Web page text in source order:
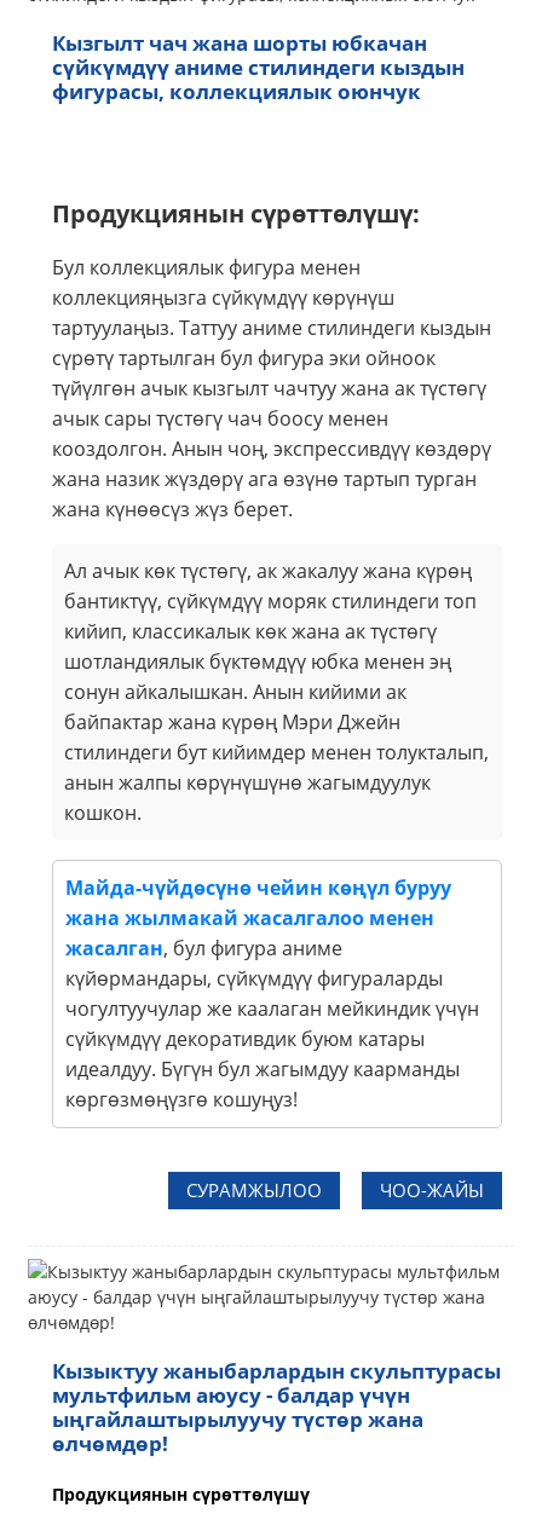
Кызгылт чач жана шорты юбкачан
сүйкүмдүү аниме стилиндеги кыздын
фигурасы, коллекциялык оюнчук
Продукциянын сүрөттөлүшү:
Бул коллекциялык фигура менен
коллекцияңызга сүйкүмдүү көрүнүш
тартуулаңыз. Таттуу аниме стилиндеги кыздын
сүрөтү тартылган бул фигура эки ойноок
түйүлгөн ачык кызгылт чачтуу жана ак түстөгү
ачык сары түстөгү чач боосу менен
кооздолгон. Анын чоң, экспрессивдүү көздөрү
жана назик жүздөрү ага өзүнө тартып турган
жана күнөөсүз жүз берет.
Ал ачык көк түстөгү, ак жакалуу жана күрөң
бантиктүү, сүйкүмдүү моряк стилиндеги топ
кийип, классикалык көк жана ак түстөгү
шотландиялык бүктөмдүү юбка менен эң
сонун айкалышкан. Анын кийими ак
байпактар ​​жана күрөң Мэри Джейн
стилиндеги бут кийимдер менен толукталып,
анын жалпы көрүнүшүнө жагымдуулук
кошкон.
Майда-чүйдөсүнө чейин көңүл буруу
жана жылмакай жасалгалоо менен
жасалган, бул фигура аниме
күйөрмандары, сүйкүмдүү фигураларды
чогултуучулар же каалаган мейкиндик үчүн
сүйкүмдүү декоративдик буюм катары
идеалдуу. Бүгүн бул жагымдуу каарманды
көргөзмөңүзгө кошуңуз!
СУРАМЖЫЛОО ЧОО-ЖАЙЫ
Кызыктуу жаныбарлардын скульптурасы
мультфильм аюусу - балдар үчүн
ыңгайлаштырылуучу түстөр жана
өлчөмдөр!
Продукциянын сүрөттөлүшү